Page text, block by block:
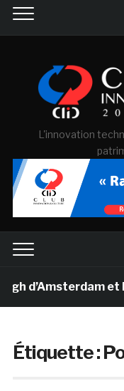
L'innovation
d’Amsterdam et
Étiquette :